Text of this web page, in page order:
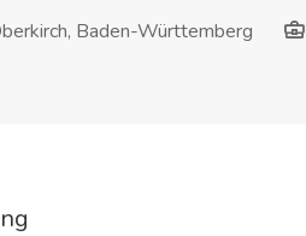
Baden-Württemberg